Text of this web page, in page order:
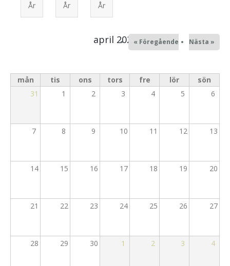
Alpha
Unga Vuxna
Alingsåsmodellen
År År År
april 2025« Föregående Nästa »
mån tis ons tors fre lör
sön
31
1 2 3 4 5 6
7 8 9 10 11 12 13
14 15 16 17 18 19 20
21 22 23 24 25 26 27
28 29 30 1 2 3 4